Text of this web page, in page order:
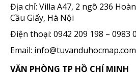
Địa chỉ: Villa A47, 2 ngõ 236
Cầu Giấy, Hà Nội
Điện thoại: 0942 209 198 – 0983
Email: info@tuvanduhocmap.com
VĂN PHÒNG TP HỒ CHÍ MINH